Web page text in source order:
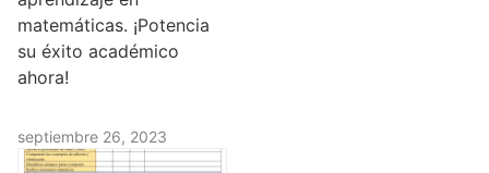
matemáticas. ¡Potencia
su éxito académico
ahora!
septiembre 26, 2023